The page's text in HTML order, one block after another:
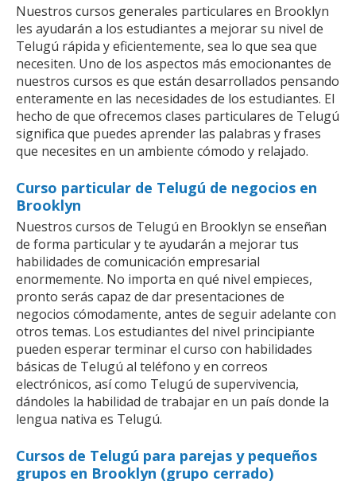
Nuestros cursos generales particulares en Brooklyn
les ayudarán a los estudiantes a mejorar su nivel de
Telugú rápida y eficientemente, sea lo que sea que
necesiten. Uno de los aspectos más emocionantes de
nuestros cursos es que están desarrollados pensando
enteramente en las necesidades de los estudiantes. El
hecho de que ofrecemos clases particulares de Telugú
significa que puedes aprender las palabras y frases
que necesites en un ambiente cómodo y relajado.
Curso particular de Telugú de negocios en
Brooklyn
Nuestros cursos de Telugú en Brooklyn se enseñan
de forma particular y te ayudarán a mejorar tus
habilidades de comunicación empresarial
enormemente. No importa en qué nivel empieces,
pronto serás capaz de dar presentaciones de
negocios cómodamente, antes de seguir adelante con
otros temas. Los estudiantes del nivel principiante
pueden esperar terminar el curso con habilidades
básicas de Telugú al teléfono y en correos
electrónicos, así como Telugú de supervivencia,
dándoles la habilidad de trabajar en un país donde la
lengua nativa es Telugú.
Cursos de Telugú para parejas y pequeños
grupos en Brooklyn (grupo cerrado)